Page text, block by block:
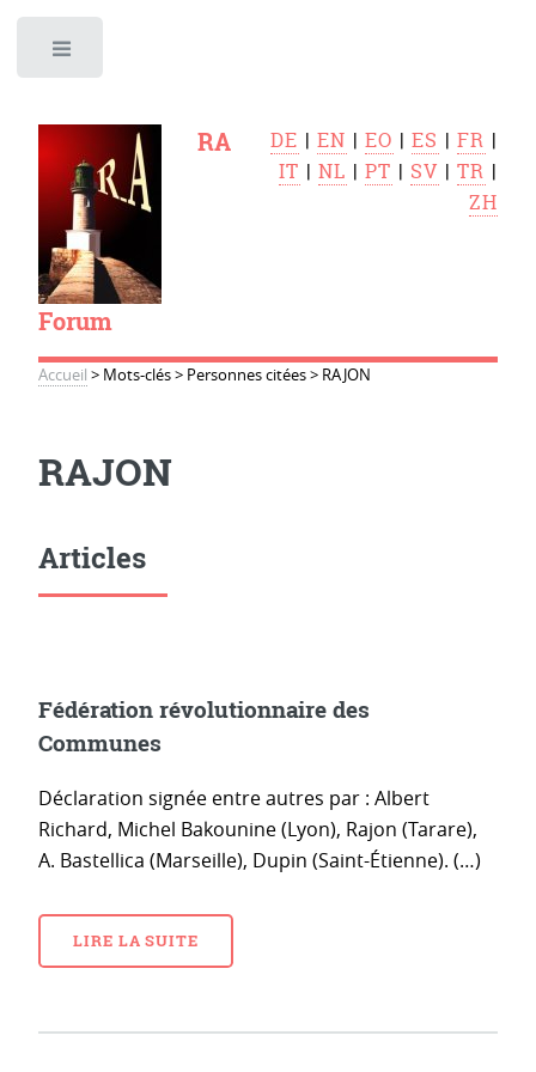
RA
Forum
DE |EN |EO |ES |FR |
IT |NL |PT | SV |TR |
ZH
Accueil > Mots-clés> Personnes citées> RAJON
RAJON
Articles
Fédération révolutionnaire des
Communes
Déclaration signée entre autres par : Albert
Richard, Michel Bakounine (Lyon), Rajon (Tarare),
A. Bastellica (Marseille), Dupin (Saint-Étienne). (…)
LIRE LA SUITE